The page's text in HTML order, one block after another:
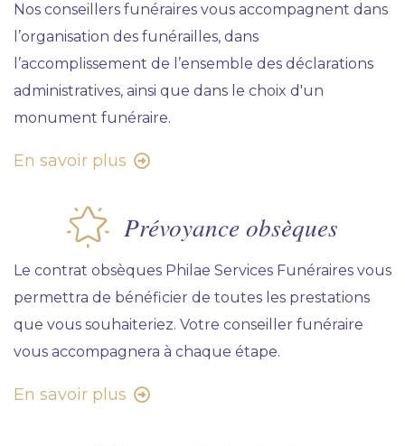
Nos conseillers funéraires vous accompagnent dans
l’organisation des funérailles, dans
l’accomplissement de l’ensemble des déclarations
administratives, ainsi que dans le choix d'un
monument funéraire.
En savoir plus
Prévoyance obsèques
Le contrat obsèques Philae Services Funéraires vous
permettra de bénéficier de toutes les prestations
que vous souhaiteriez. Votre conseiller funéraire
vous accompagnera à chaque étape.
En savoir plus